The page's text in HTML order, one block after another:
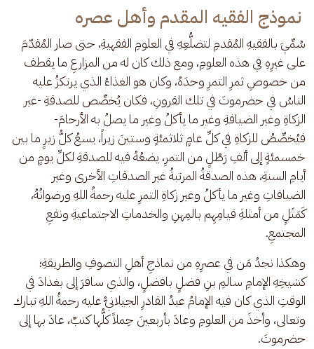
نموذج الفقيه المقدم وأهل عصره
سُمِّيَ بالفقيهِ المُقدمِ لتضلُّعِهِ في العلومِ الفقهيةِ، حتى صار المُقدّمَ
على غيرِهِ في هذه العلومِ، ومع ذلك كان له من المزارعِ ما يقطف
من خصوصِ ثمرِ التمرِ وحدَهُ، وكان هو الغذاءُ الذي يرتكزُ عليه
الناسُ في حضرموتَ في تلك القرونِ، فكان يُخصِّص للصدقةِ -غير
الزكاةِ وغير الضيافةِ وغير ما يأكلُ وغير ما يصلُ به الأرحامَ-
فيُخصِّصُ للزكاةِ في كلِّ عامٍ ثلاثمئةٍ وستينَ زيراً، يسعُ كلُّ زيرٍ ما بين
خمسمئةٍ إلى ألفِ رَطْلٍ من التمرِ، يضعُهُ فيه للصدقةِ لكلِّ يومٍ من
أيامِ السنةِ، هذه الصدقةُ المرتبةُ غير الصدقاتِ الأخرى وغير
الضيافاتِ وغير ما يأكلُ وغير زكاةِ التمرِ عليه رحمةُ اللهِ ورضوانُهُ،
كَمَثَلٍ من أمثلةِ قيامِهِم بالمِهنِ والخدماتِ الاجتماعيةِ ونفعِ
المجتمعِ.
وهكذا نجدُ مَن في عصرِهِ من نماذجِ أهلِ التصوفِ والطريقةِ؛
كشيخِهِ الإمامِ سالمِ بنِ فضلٍ بافضلٍ، والذي سافرَ إلى بغدادَ في
الوقتِ الذي كان فيه الإمامُ عبدُ القادرِ الجيلانيُّ عليه رحمةُ اللهِ تبارك
وتعالى، وأخذَ من العلومِ وعادَ بأربعينَ حِملاً كلُّها كتبٌ، عادَ بها إلى
حضرموتَ.